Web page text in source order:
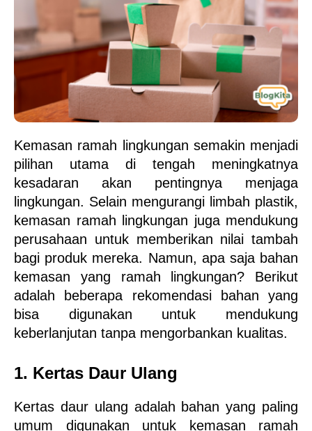
Kemasan ramah lingkungan semakin menjadi
pilihan utama di tengah meningkatnya
kesadaran akan pentingnya menjaga
lingkungan. Selain mengurangi limbah plastik,
kemasan ramah lingkungan juga mendukung
perusahaan untuk memberikan nilai tambah
bagi produk mereka. Namun, apa saja bahan
kemasan yang ramah lingkungan? Berikut
adalah beberapa rekomendasi bahan yang
bisa digunakan untuk mendukung
keberlanjutan tanpa mengorbankan kualitas.
1. Kertas Daur Ulang
Kertas daur ulang adalah bahan yang paling
umum digunakan untuk kemasan ramah